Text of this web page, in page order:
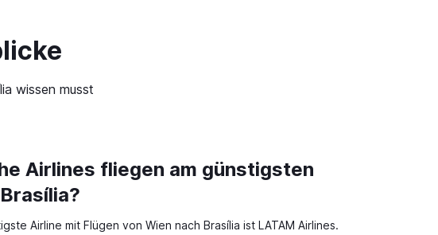
wissen musst
Airlines fliegen am günstigsten
Airline mit Flügen von Wien nach Brasília ist LATAM Airlines.